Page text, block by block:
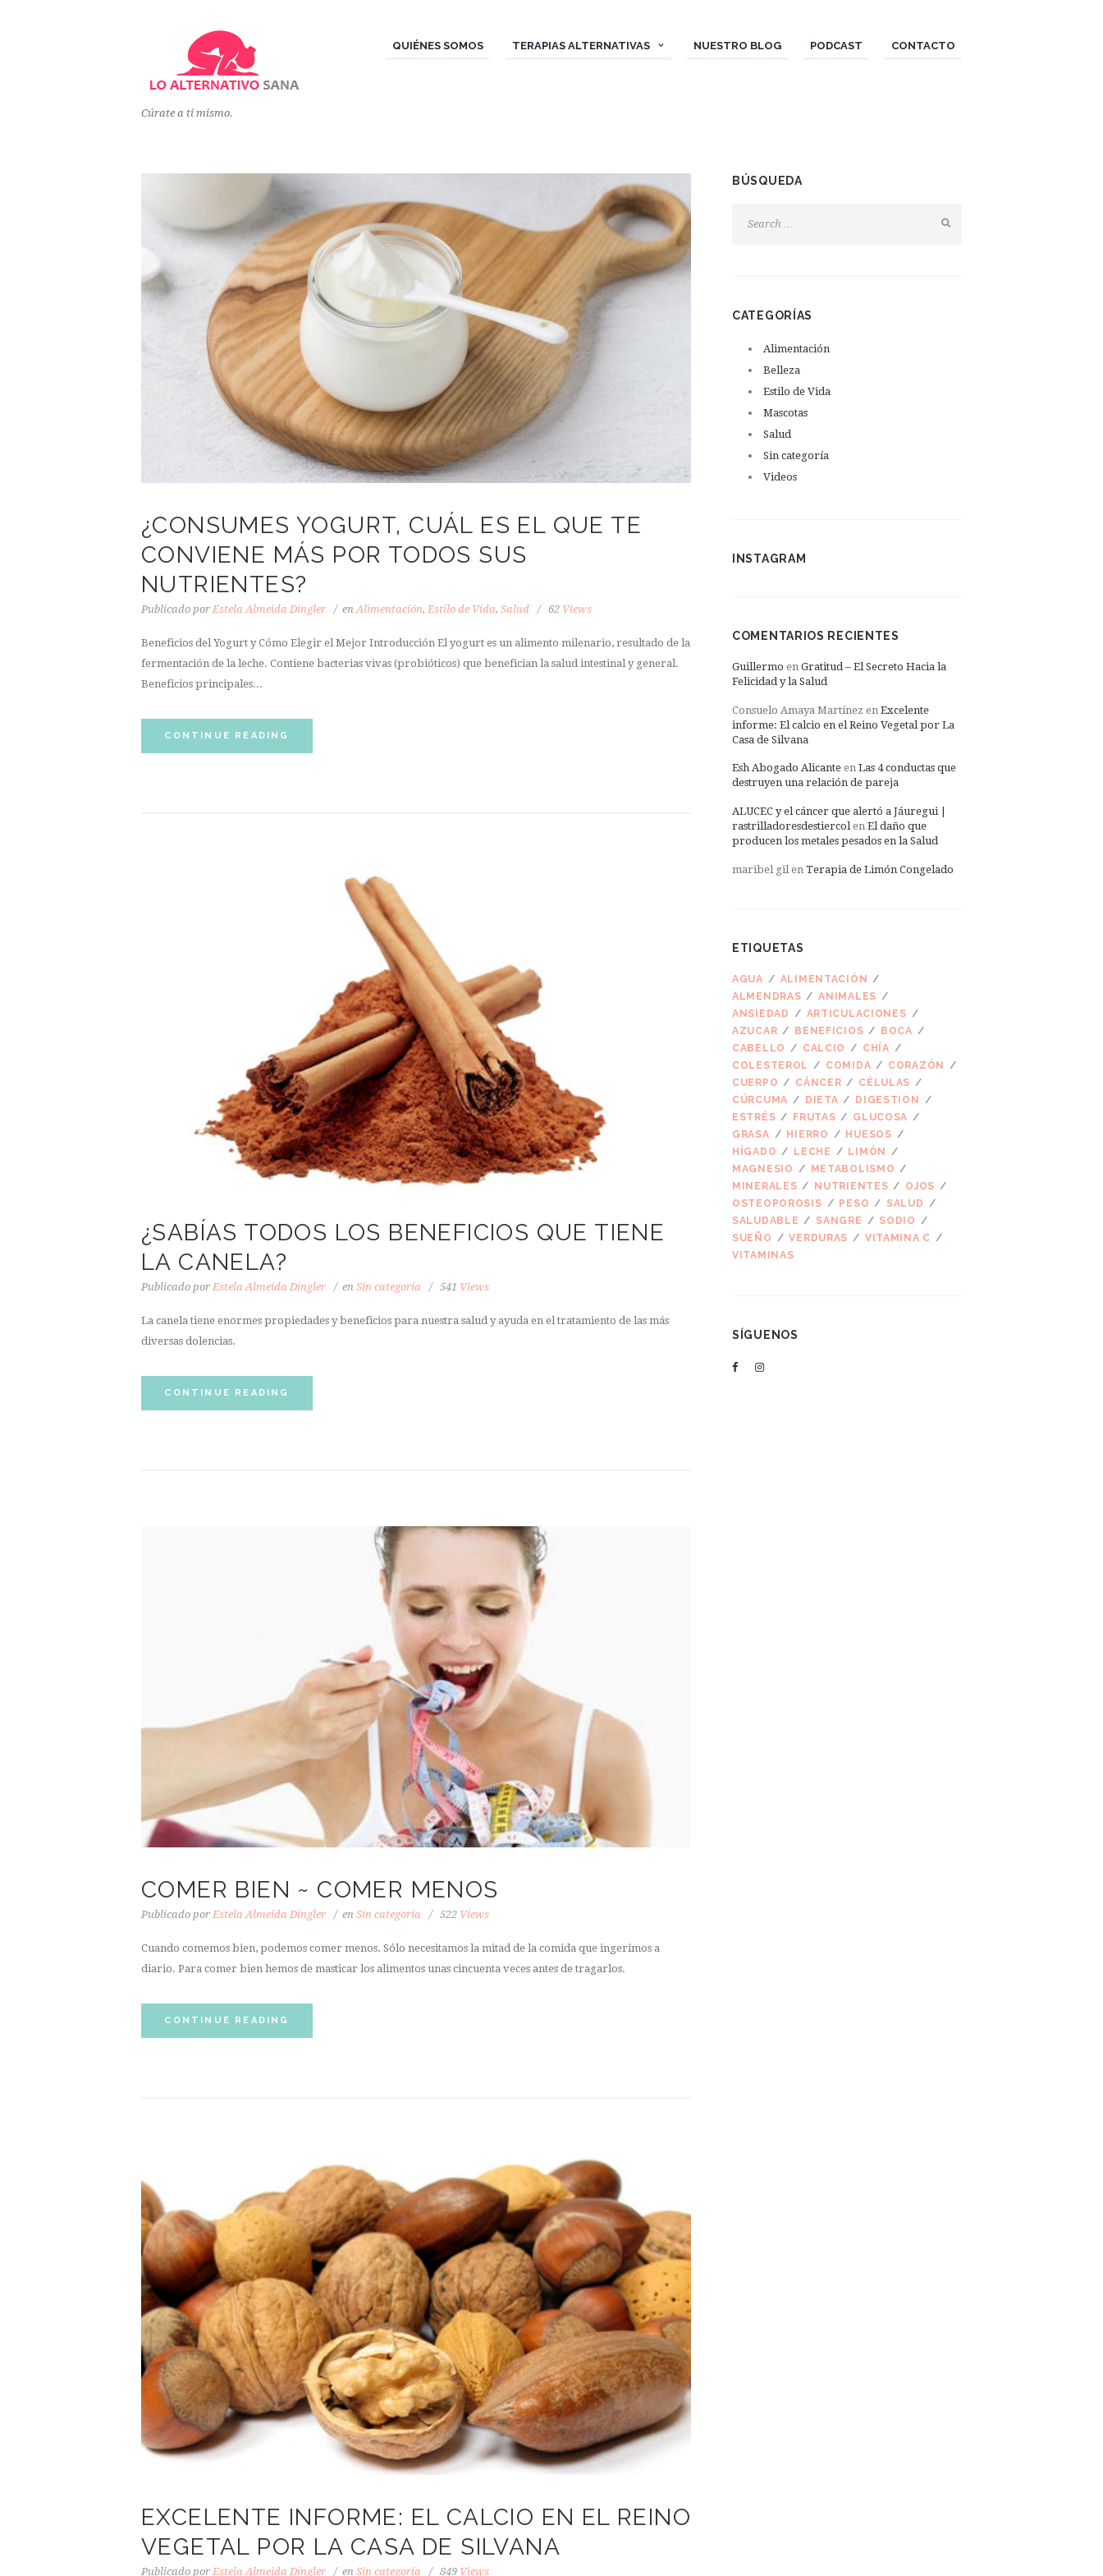
Cúrate a ti mismo.
QUIÉNES SOMOS TERAPIAS ALTERNATIVAS NUESTRO BLOG PODCAST CONTACTO
¿CONSUMES YOGURT, CUÁL ES EL QUE TE
CONVIENE MÁS POR TODOS SUS
NUTRIENTES?
Publicado por Estela Almeida Dingler enAlimentación, Estilo de Vida, Salud 62 Views
Beneficios del Yogurt y Cómo Elegir el Mejor Introducción El yogurt es un alimento milenario, resultado de la
fermentación de la leche. Contiene bacterias vivas (probióticos) que benefician la salud intestinal y general.
Beneficios principales...
CONTINUE READING
¿SABÍAS TODOS LOS BENEFICIOS QUE TIENE
LA CANELA?
Publicado por Estela Almeida Dingler en Sin categoría 541 Views
La canela tiene enormes propiedades y beneficios para nuestra salud y ayuda en el tratamiento de las más
diversas dolencias.
CONTINUE READING
COMER BIEN ~ COMER MENOS
Publicado por Estela Almeida Dingler en Sin categoría 522 Views
Cuando comemos bien, podemos comer menos. Sólo necesitamos la mitad de la comida que ingerimos a
diario. Para comer bien hemos de masticar los alimentos unas cincuenta veces antes de tragarlos.
CONTINUE READING
EXCELENTE INFORME: EL CALCIO EN EL REINO
VEGETAL POR LA CASA DE SILVANA
Publicado por Estela Almeida Dingler en Sin categoría 849 Views
BÚSQUEDA
CATEGORÍAS
Alimentación
Belleza
Estilo de Vida
Mascotas
Salud
Sin categoría
Videos
INSTAGRAM
COMENTARIOS RECIENTES
Guillermo en Gratitud – El Secreto Hacia la
Felicidad y la Salud
Consuelo Amaya Martínez en Excelente
informe: El calcio en el Reino Vegetal por La
Casa de Silvana
Esh Abogado Alicante en Las 4 conductas que
destruyen una relación de pareja
ALUCEC y el cáncer que alertó a Jáuregui |
rastrilladoresdestiercolen El daño que
producen los metales pesados en la Salud
maribel gilen Terapia de Limón Congelado
ETIQUETAS
AGUA
ALIMENTACIÓN
ALMENDRAS
ANIMALES
ANSIEDAD
ARTICULACIONES
AZUCAR
BENEFICIOS
BOCA
CABELLO
CALCIO
CHÍA
COLESTEROL
COMIDA
CORAZÓN
CUERPO
CÁNCER
CÉLULAS
CÚRCUMA
DIETA
DIGESTION
ESTRÉS
FRUTAS
GLUCOSA
GRASA
HIERRO
HUESOS
HÍGADO
LECHE
LIMÓN
MAGNESIO
METABOLISMO
MINERALES
NUTRIENTES
OJOS
OSTEOPOROSIS
PESO
SALUD
SALUDABLE
SANGRE
SODIO
SUEÑO
VERDURAS
VITAMINA C
VITAMINAS
SÍGUENOS